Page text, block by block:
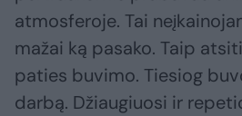
atmosferoje. Tai
mažai ką pasako. Taip
paties buvimo. Tiesiog
darbą. Džiaugiuosi ir